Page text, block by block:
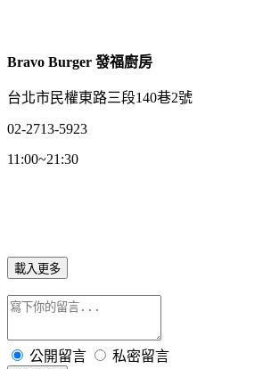
Bravo Burger 發福廚房
台北市民權東路三段140巷2號
02-2713-5923
11:00~21:30
載入更多
公開留言 私密留言